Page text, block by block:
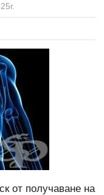
от получаване на